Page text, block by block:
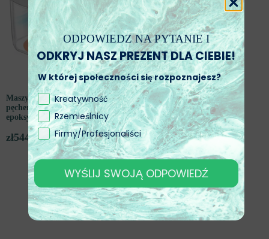
Maszyna próżniowa do usuwania
pęcherzyków, idealna do żywic
epoksydowych
zł544,79
ODPOWIEDZ NA PYTANIE I
ODKRYJ NASZ PREZENT DLA CIEBIE!
W której społeczności się rozpoznajesz?
Kreatywność
Rzemieślnicy
Firmy/Profesjonaliści
WYŚLIJ SWOJĄ ODPOWIEDŹ